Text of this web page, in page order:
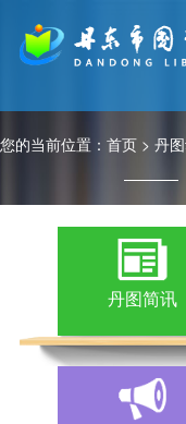
您的当前位置： 首页 > 丹
丹图简讯